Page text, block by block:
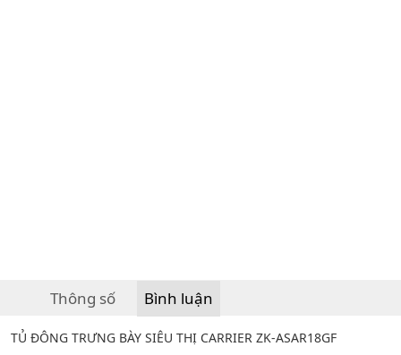
Thông số Bình luận
TỦ ĐÔNG TRƯNG BÀY SIÊU THỊ CARRIER ZK-ASAR18GF